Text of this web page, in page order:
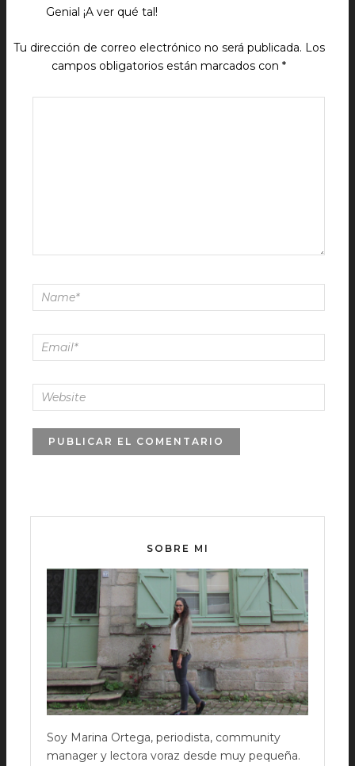
Genial ¡A ver qué tal!
Tu dirección de correo electrónico no será publicada. Los
campos obligatorios están marcados con*
SOBRE MI
Soy Marina Ortega, periodista, community
manager y lectora voraz desde muy pequeña.